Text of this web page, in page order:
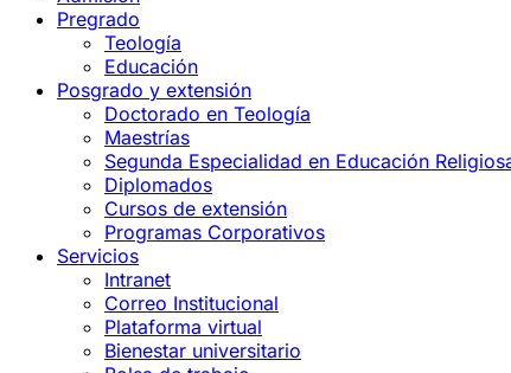
Pregrado
Teología
Educación
Posgrado y extensión
Doctorado en Teología
Maestrías
Segunda Especialidad en Educación
Diplomados
Cursos de extensión
Programas Corporativos
Servicios
Intranet
Correo Institucional
Plataforma virtual
Bienestar universitario